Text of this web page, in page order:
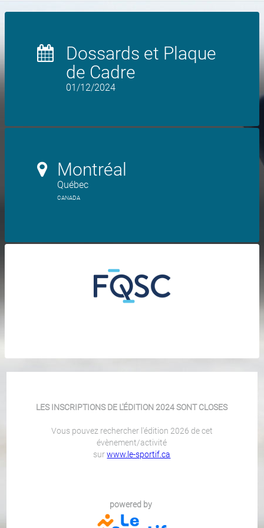
Dossards et Plaque
de Cadre
01/12/2024
Montréal
Québec
CANADA
LES INSCRIPTIONS DE L'ÉDITION 2024 SONT CLOSES
Vous pouvez rechercher l'édition 2026 de cet
évènement/activité
surwww.le-sportif.ca
powered by